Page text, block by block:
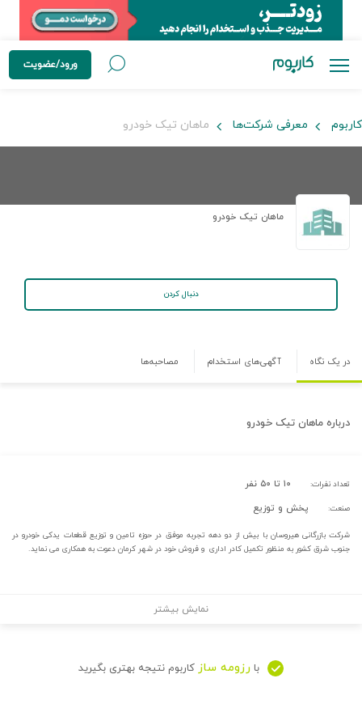
ورود/عضویت
کاربوم معرفی شرکت‌ها ماهان تیک خودرو
ماهان تیک خودرو
دنبال کردن
در یک نگاه آگهی‌های استخدام مصاحبه‌ها
درباره ماهان تیک خودرو
تعداد نفرات: ۱۰ تا ۵۰ نفر
صنعت: پخش و توزیع
شرکت بازرگانی هیروسان با بیش از دو دهه تجربه موفق در حوزه تامین و توزیع قطعات یدکی خودرو در
جنوب شرق کشور به منظور تکمیل کادر اداری و فروش خود در شهر کرمان دعوت به همکاری می نماید.
نمایش بیشتر
با رزومه ساز کاربوم نتیجه بهتری بگیرید